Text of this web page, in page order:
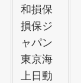
和損保
損保ジ
ャパン
東京海
上日動